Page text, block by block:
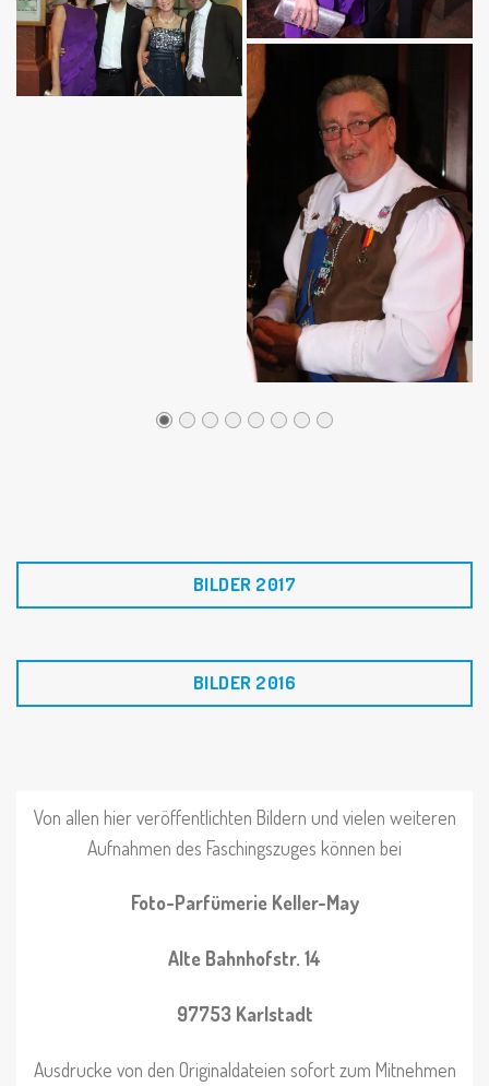
BILDER 2017
BILDER 2016
Von allen hier veröffentlichten Bildern und vielen weiteren
Aufnahmen des Faschingszuges können bei
Foto-Parfümerie Keller-May
Alte Bahnhofstr. 14
97753 Karlstadt
Ausdrucke von den Originaldateien sofort zum Mitnehmen